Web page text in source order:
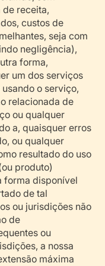
receita,
custos de
seja com
negligência),
forma,
um dos serviços
o serviço,
relacionada de
ou qualquer
a, quaisquer erros
ou qualquer
resultado do uso
produto)
forma disponível
de tal
ou jurisdições não
de
ou
a nossa
máxima